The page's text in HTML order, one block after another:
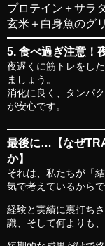
プロテイン＋サラ
玄米＋白身魚のグ
5. 食べ過ぎ注意！
夜遅くに筋トレをし
ましょう。
消化に良く、タンパ
が安心です。
最後に…【なぜ
か】
それは、私たちが「
気で考えているからで
経験と実績に裏打ち
識、そして何よりも